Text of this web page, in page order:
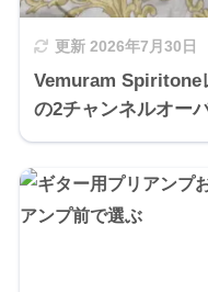
更新2026年7月30日
Vemuram Spiritone
の2チャンネルオー